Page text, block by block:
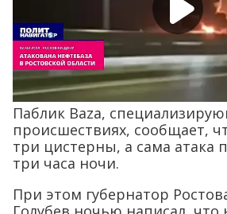
Паблик Baza,
происшествиях, сообщает,
три цистерны, а сама атака
три часа ночи.
При этом губернатор